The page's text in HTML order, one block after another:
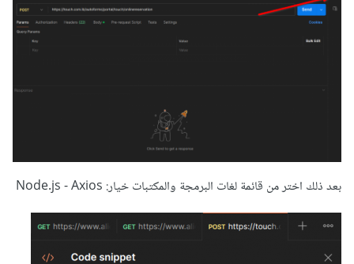
بعد ذلك اختر من قائمة لغات البرمجة والمكتبات خيار: Node.js - Axios